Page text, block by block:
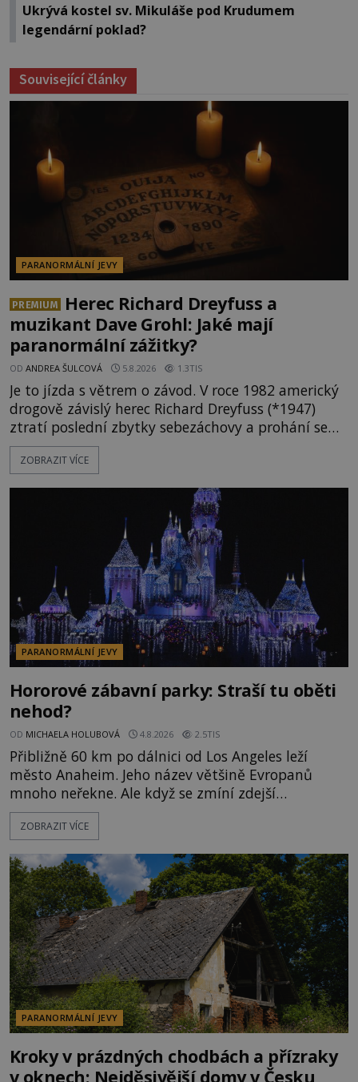
Ukrývá kostel sv. Mikuláše pod Krudumem
legendární poklad?
Související články
PARANORMÁLNÍ JEVY
PREMIUM
Herec Richard Dreyfuss a
muzikant Dave Grohl: Jaké mají
paranormální zážitky?
OD ANDREA ŠULCOVÁ 5.8.2026 1.3TIS
Je to jízda s větrem o závod. V roce 1982 americký
drogově závislý herec Richard Dreyfuss (*1947)
ztratí poslední zbytky sebezáchovy a prohání se
po silnicích ve svém mercedesu jako utržený ze
řetězu. Vše vyvrcholí katastrofou, když to Dreyfuss
následně nalezne schovaný kokain. Tímto
momentem se slavnému
ZOBRAZIT VÍCE
PARANORMÁLNÍ JEVY
Hororové zábavní parky: Straší tu oběti
nehod?
OD MICHAELA HOLUBOVÁ 4.8.2026 2.5TIS
Přibližně 60 km po dálnici od Los Angeles leží
město Anaheim. Jeho název většině Evropanů
mnoho neřekne. Ale když se zmíní zdejší
Disneyland, je hned jasno. Zábavní park vyroste na
poklidném místě bývalého sadu pomerančovníků.
kolem 17 000 000 zábavychtivých lidí ročně. A ač je
velká snaha to utajit, někteří z
ZOBRAZIT VÍCE
PARANORMÁLNÍ JEVY
Kroky v prázdných chodbách a přízraky
v oknech: Nejděsivější domy v Česku